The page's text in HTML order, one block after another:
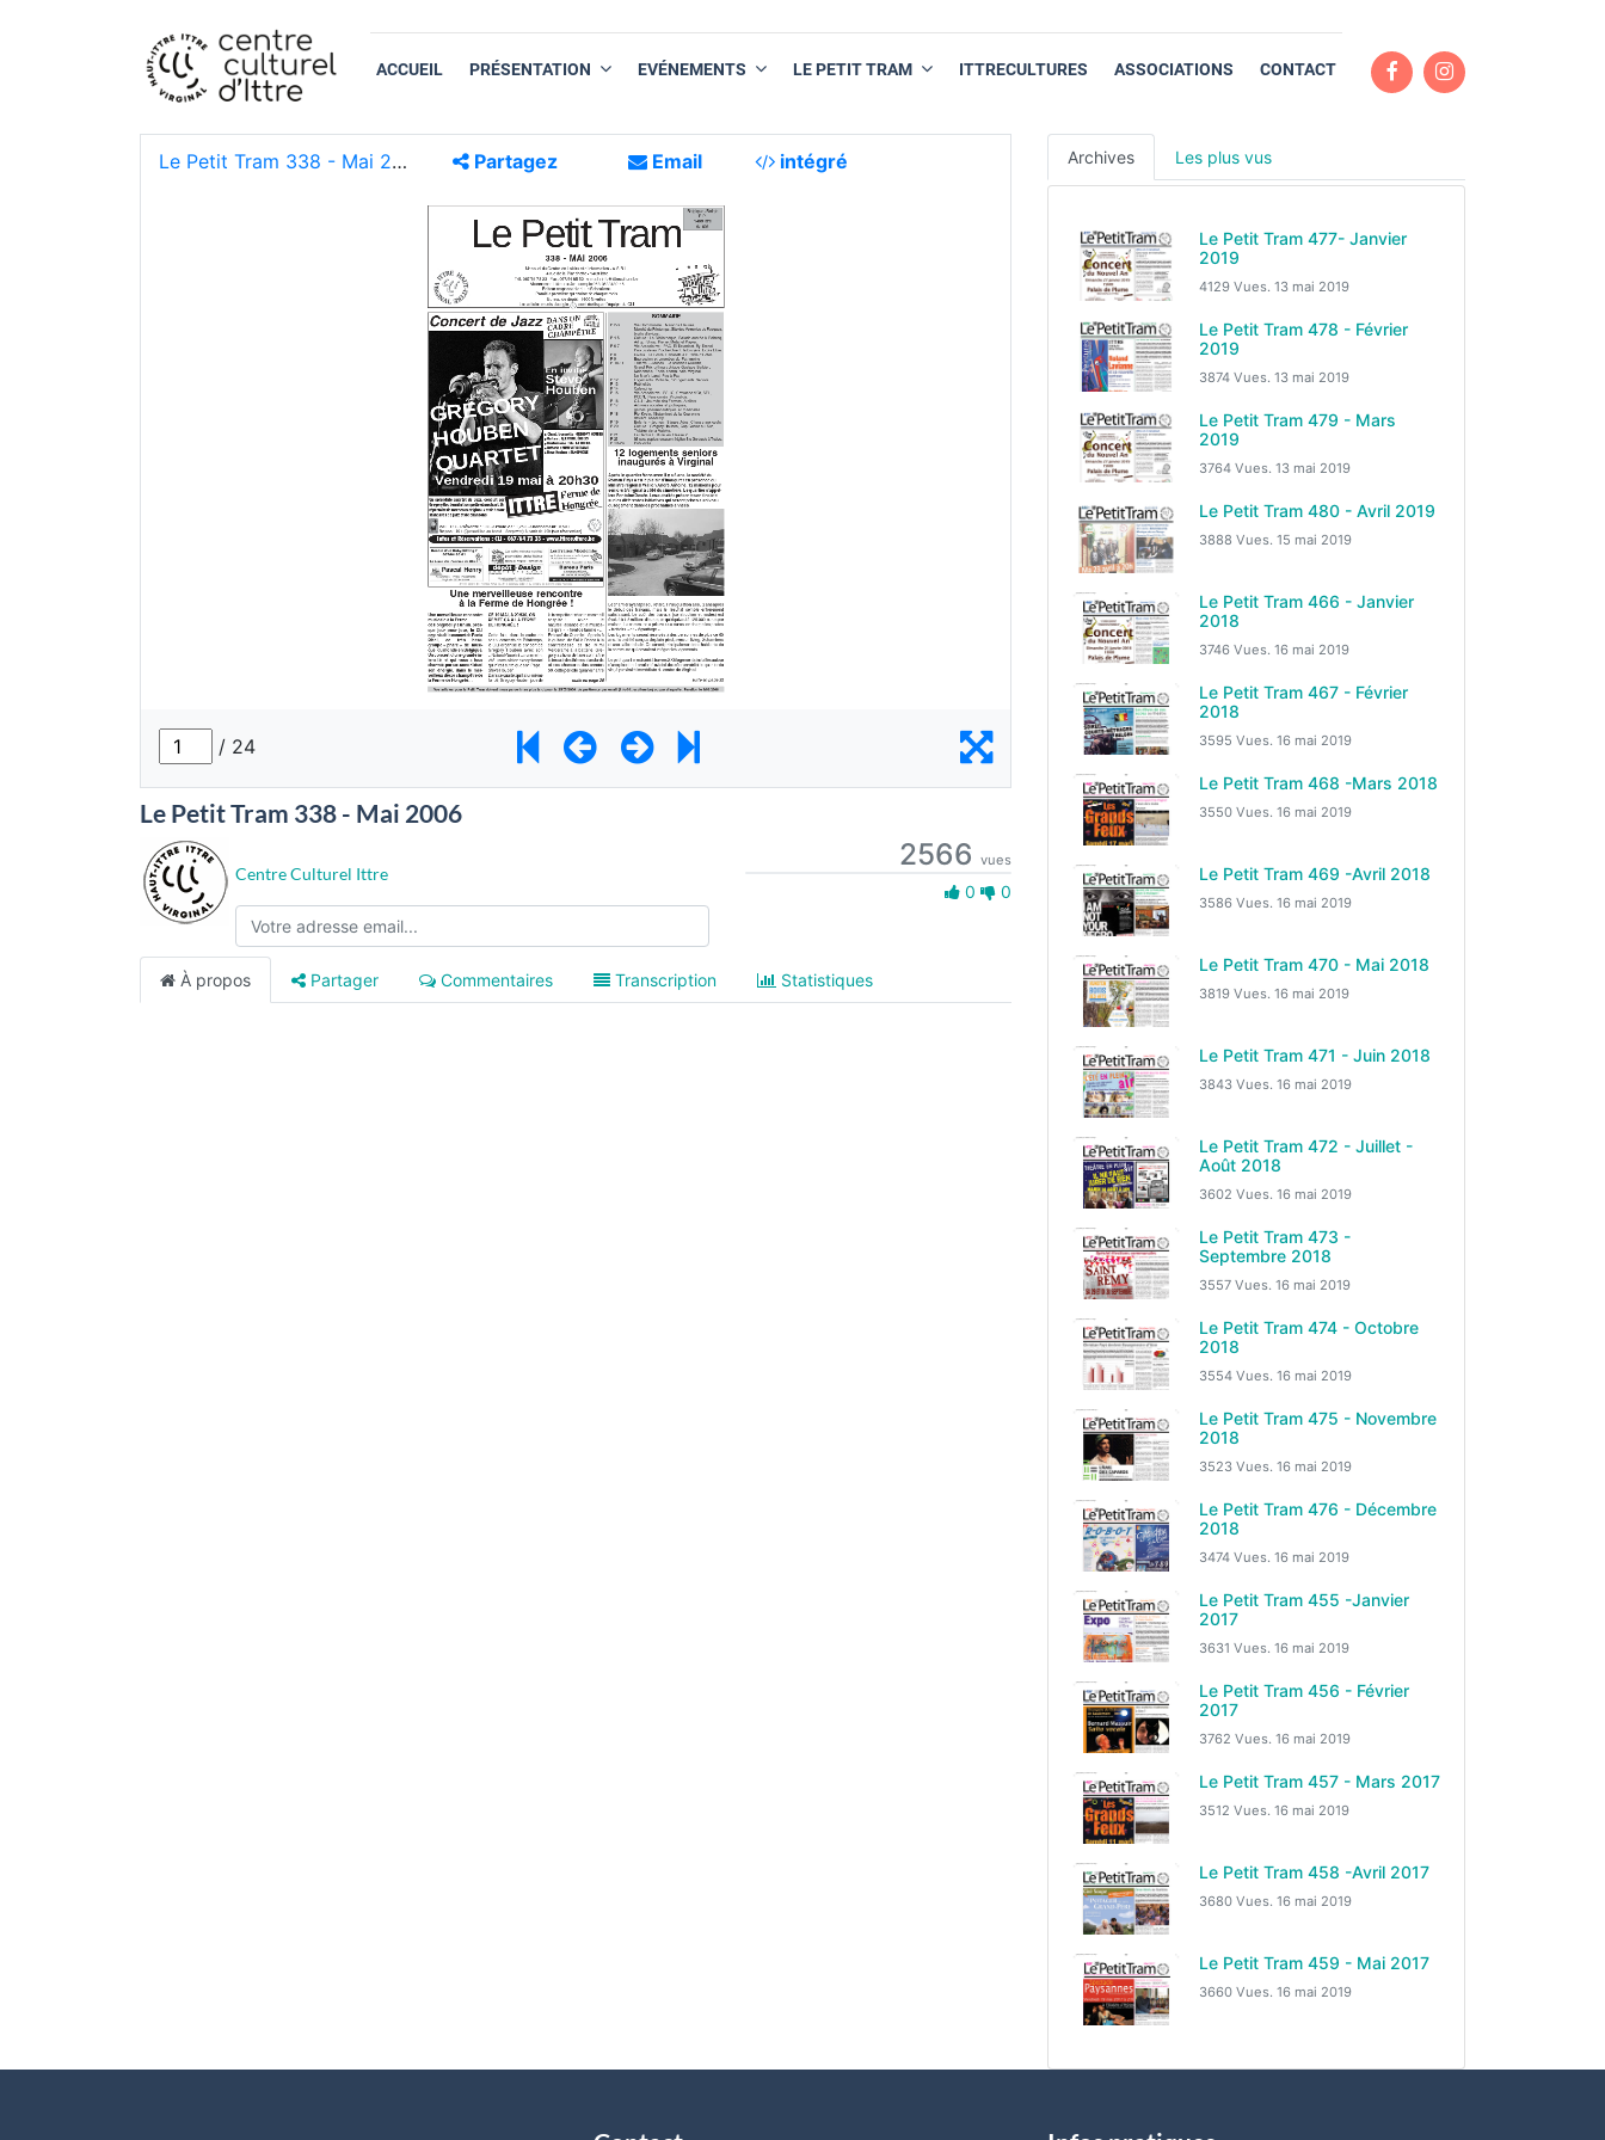
ACCUEIL PRÉSENTATION EVÉNEMENTS LE PETIT TRAM ITTRECULTURES ASSOCIATIONS CONTACT
Le Petit Tram 338 - Mai 2006
Centre Culturel Ittre
2566 vues
0 0
À propos Partager Commentaires Transcription Statistiques
Archives Les plus vus
Le Petit Tram 477- Janvier
2019
4129 Vues. 13 mai 2019
Le Petit Tram 478 - Février
2019
3874 Vues. 13 mai 2019
Le Petit Tram 479 - Mars
2019
3764 Vues. 13 mai 2019
Le Petit Tram 480 - Avril 2019
3888 Vues. 15 mai 2019
Le Petit Tram 466 - Janvier
2018
3746 Vues. 16 mai 2019
Le Petit Tram 467 - Février
2018
3595 Vues. 16 mai 2019
Le Petit Tram 468 -Mars 2018
3550 Vues. 16 mai 2019
Le Petit Tram 469 -Avril 2018
3586 Vues. 16 mai 2019
Le Petit Tram 470 - Mai 2018
3819 Vues. 16 mai 2019
Le Petit Tram 471 - Juin 2018
3843 Vues. 16 mai 2019
Le Petit Tram 472 - Juillet -
Août 2018
3602 Vues. 16 mai 2019
Le Petit Tram 473 -
Septembre 2018
3557 Vues. 16 mai 2019
Le Petit Tram 474 - Octobre
2018
3554 Vues. 16 mai 2019
Le Petit Tram 475 - Novembre
2018
3523 Vues. 16 mai 2019
Le Petit Tram 476 - Décembre
2018
3474 Vues. 16 mai 2019
Le Petit Tram 455 -Janvier
2017
3631 Vues. 16 mai 2019
Le Petit Tram 456 - Février
2017
3762 Vues. 16 mai 2019
Le Petit Tram 457 - Mars 2017
3512 Vues. 16 mai 2019
Le Petit Tram 458 -Avril 2017
3680 Vues. 16 mai 2019
Le Petit Tram 459 - Mai 2017
3660 Vues. 16 mai 2019